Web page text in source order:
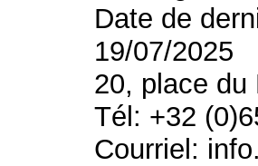
Date de
19/07/2025
20, place du
Tél: +32
Courriel: